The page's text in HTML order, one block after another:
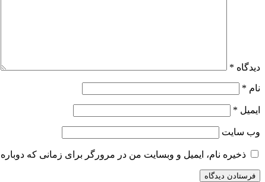
دیدگاه *
نام *
ایمیل *
وب‌ سایت
ذخیره نام، ایمیل و وبسایت من در مرورگر برای زمانی که